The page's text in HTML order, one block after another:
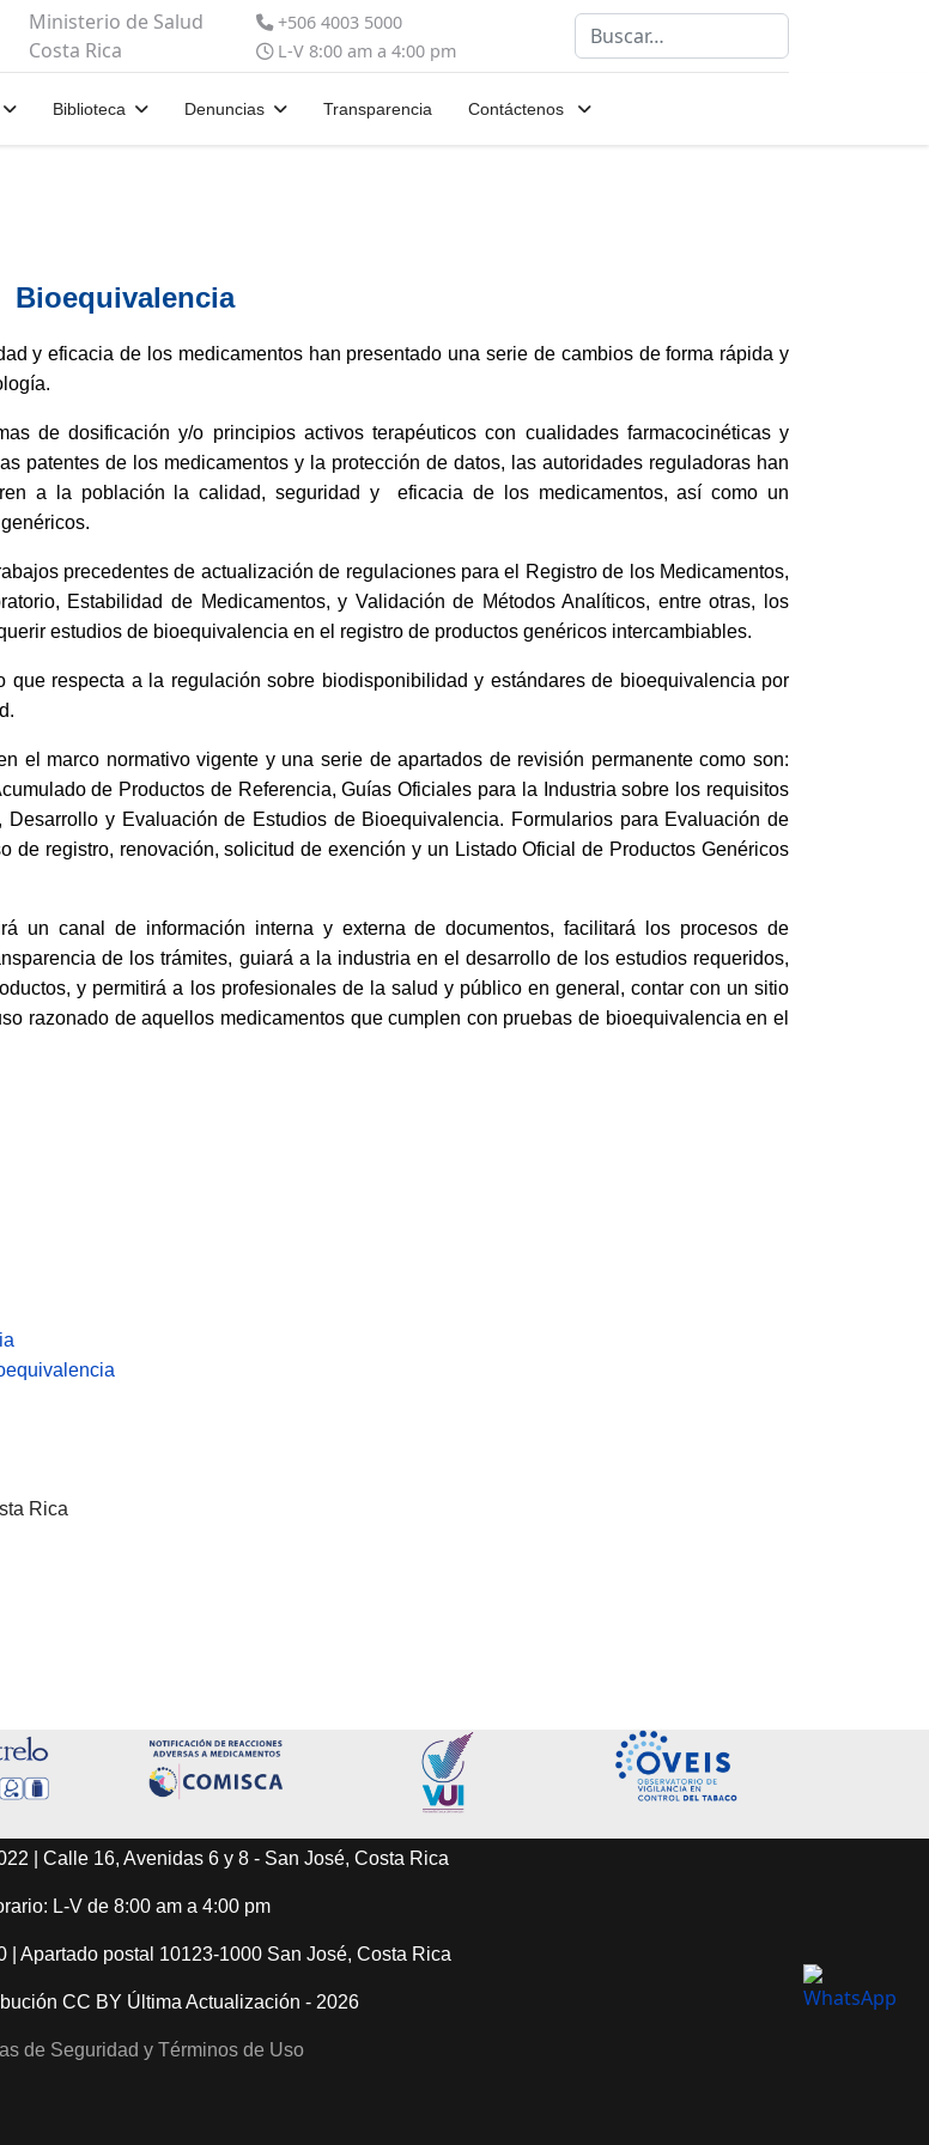
Ministerio de Salud
Costa Rica
+506 4003 5000
L-V 8:00 am a 4:00 pm
Buscar
Biblioteca Denuncias Transparencia Contáctenos
Bioequivalencia
y eficacia de los medicamentos han presentado una serie de cambios de forma rápida y
de dosificación y/o principios activos terapéuticos con cualidades farmacocinéticas y
patentes de los medicamentos y la protección de datos, las autoridades reguladoras han
a la población la calidad, seguridad y eficacia de los medicamentos, así como un
precedentes de actualización de regulaciones para el Registro de los Medicamentos,
Estabilidad de Medicamentos, y Validación de Métodos Analíticos, entre otras, los
estudios de bioequivalencia en el registro de productos genéricos intercambiables.
respecta a la regulación sobre biodisponibilidad y estándares de bioequivalencia por
el marco normativo vigente y una serie de apartados de revisión permanente como son:
de Productos de Referencia, Guías Oficiales para la Industria sobre los requisitos
y Evaluación de Estudios de Bioequivalencia. Formularios para Evaluación de
de registro, renovación, solicitud de exención y un Listado Oficial de Productos Genéricos
un canal de información interna y externa de documentos, facilitará los procesos de
de los trámites, guiará a la industria en el desarrollo de los estudios requeridos,
y permitirá a los profesionales de la salud y público en general, contar con un sitio
razonado de aquellos medicamentos que cumplen con pruebas de bioequivalencia en el
Rica
| Calle 16, Avenidas 6 y 8 - San José, Costa Rica
L-V de 8:00 am a 4:00 pm
| Apartado postal 10123-1000 San José, Costa Rica
CC BY Última Actualización - 2026
de Seguridad y Términos de Uso